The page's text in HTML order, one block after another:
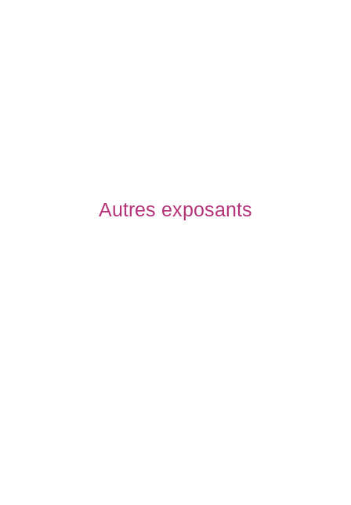
Autres exposants